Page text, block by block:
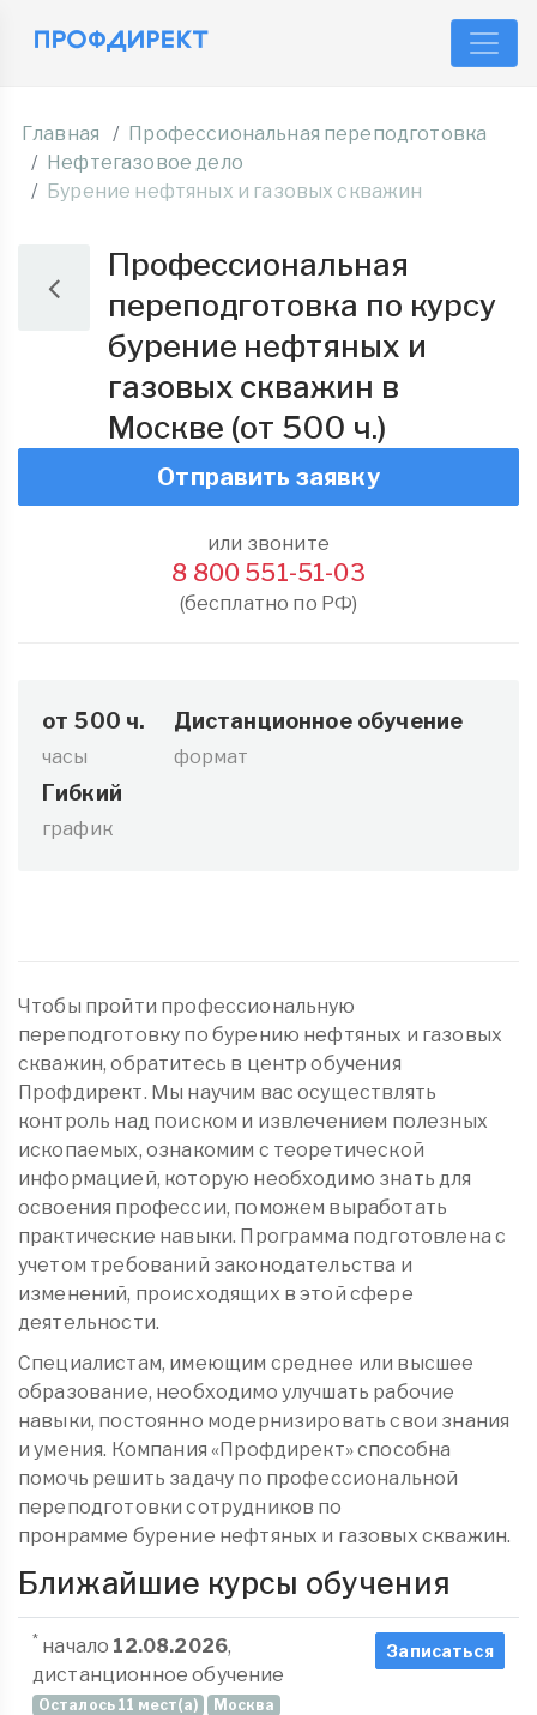
Главная
Профессиональная переподготовка
Нефтегазовое дело
Бурение нефтяных и газовых скважин
Профессиональная
переподготовка по курсу
бурение нефтяных и
газовых скважин в
Москве (от 500 ч.)
Отправить заявку
или звоните
8 800 551-51-03
(бесплатно по РФ)
от 500 ч.
часы
Дистанционное обучение
формат
Гибкий
график
Чтобы пройти профессиональную
переподготовку по бурению нефтяных и газовых
скважин, обратитесь в центр обучения
Профдирект. Мы научим вас осуществлять
контроль над поиском и извлечением полезных
ископаемых, ознакомим с теоретической
информацией, которую необходимо знать для
освоения профессии, поможем выработать
практические навыки. Программа подготовлена с
учетом требований законодательства и
изменений, происходящих в этой сфере
деятельности.
Специалистам, имеющим среднее или высшее
образование, необходимо улучшать рабочие
навыки, постоянно модернизировать свои знания
и умения. Компания «Профдирект» способна
помочь решить задачу по профессиональной
переподготовки сотрудников по
пронрамме бурение нефтяных и газовых скважин.
Ближайшие курсы обучения
* начало 12.08.2026,
дистанционное обучение
Осталось 11 мест(а) Москва
Записаться